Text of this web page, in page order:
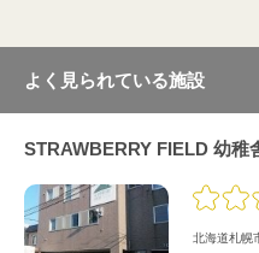
よく見られている施設
STRAWBERRY FIELD 幼稚
北海道札幌